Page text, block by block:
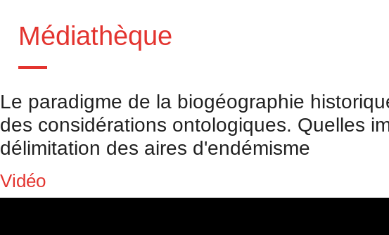
Médiathèque
Le paradigme de la biogéographie
des considérations ontologiques. Quelles
délimitation des aires d'endémisme
Vidéo